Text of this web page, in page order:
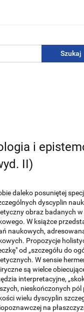
i
II)
daleko posuniętej
dyscyplin
obraz badanych
W książce
naukowych,
Propozycje
od „szczegółu do
W sensie
są wielce
interpretacyjne,
nieskończonych
wielu dyscyplin
na